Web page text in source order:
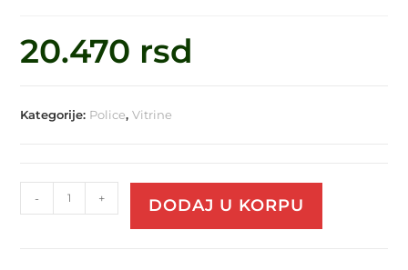
20.470 rsd
Kategorije: Police,Vitrine
- + DODAJ U KORPU